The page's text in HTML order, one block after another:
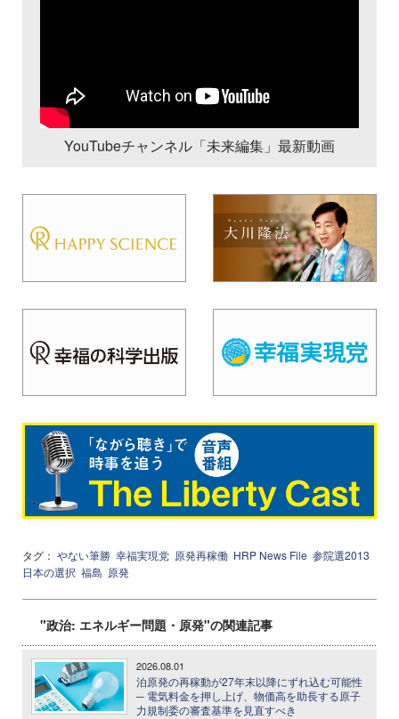
YouTubeチャンネル「未来編集」最新動画
タグ： やない筆勝 幸福実現党 原発再稼働 HRP News File 参院選2013
日本の選択 福島 原発
"政治: エネルギー問題・原発"の関連記事
2026.08.01
泊原発の再稼動が27年末以降にずれ込む可能性
─ 電気料金を押し上げ、物価高を助長する原子
力規制委の審査基準を見直すべき